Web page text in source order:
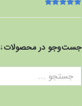
5
جست‌وجو در محصولات↓